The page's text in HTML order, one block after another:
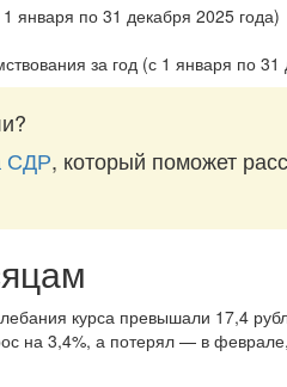
за год (с 1 января по
СДР, который поможет
курса превышали 17,4
на 3,4%, а потерял — в